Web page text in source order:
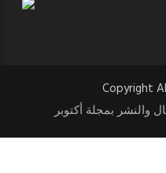
Copyright
والنشر بمجلة أكتوبر